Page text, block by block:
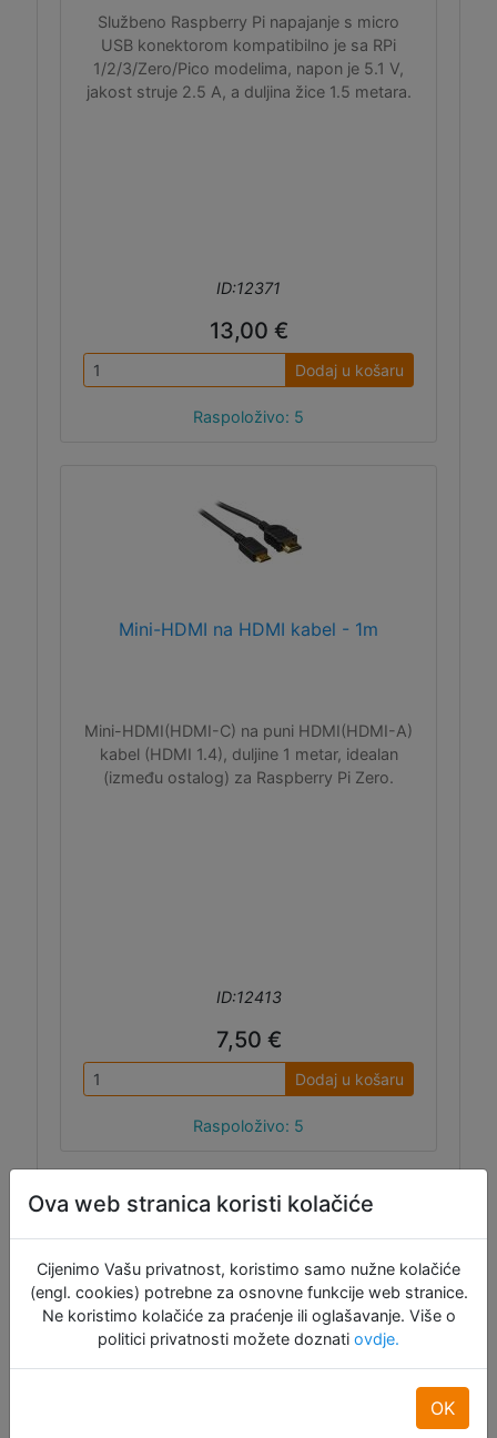
Službeno Raspberry Pi napajanje s micro
USB konektorom kompatibilno je sa RPi
1/2/3/Zero/Pico modelima, napon je 5.1 V,
jakost struje 2.5 A, a duljina žice 1.5 metara.
ID:12371
13,00 €
Dodaj u košaru
Raspoloživo: 5
Mini-HDMI na HDMI kabel - 1m
Mini-HDMI(HDMI-C) na puni HDMI(HDMI-A)
kabel (HDMI 1.4), duljine 1 metar, idealan
(između ostalog) za Raspberry Pi Zero.
ID:12413
7,50 €
Dodaj u košaru
Raspoloživo: 5
MicroUSB 2.0 OTG kabel - 20cm
Ova web stranica koristi kolačiće
Cijenimo Vašu privatnost, koristimo samo nužne kolačiće
(engl. cookies) potrebne za osnovne funkcije web stranice.
Ne koristimo kolačiće za praćenje ili oglašavanje. Više o
politici privatnosti možete doznati ovdje.
OK